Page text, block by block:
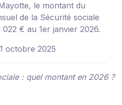
le montant du
de la Sécurité sociale
€ au 1er janvier 2026.
octobre 2025
: quel montant en 2026 ?